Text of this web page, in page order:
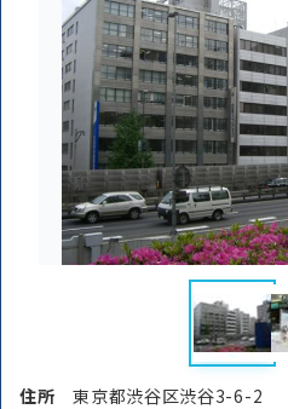
住所東京都渋谷区渋谷3-6-2